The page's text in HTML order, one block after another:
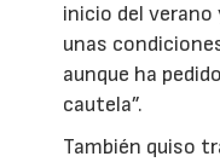
inicio del
unas
aunque ha
cautela”.
También quiso